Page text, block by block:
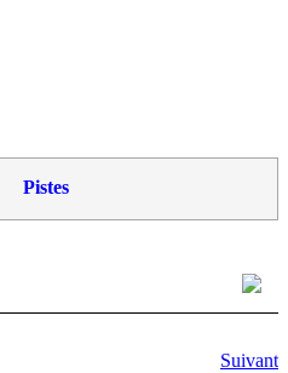
Pistes
Suivant